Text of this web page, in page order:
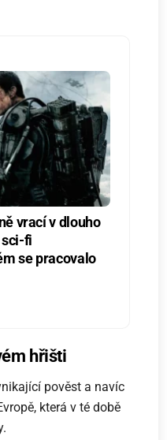
vrací v dlouho
fi
se pracovalo
hřišti
pověst a navíc
která v té době